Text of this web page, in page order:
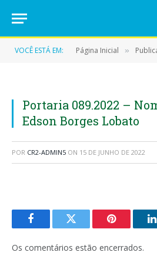
VOCÊ ESTÁ EM: Página Inicial »
Portaria 089.2022 –
Edson Borges Lobato
POR CR2-ADMIN5 ON 15 DE JUNHO DE 2022
FacebookTwitter Pinterest
Os comentários estão encerrados.